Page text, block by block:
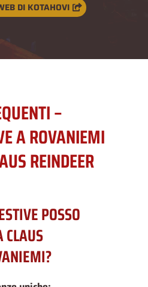
DI KOTAHOVI
–
A ROVANIEMI
REINDEER
POSSO
CLAUS